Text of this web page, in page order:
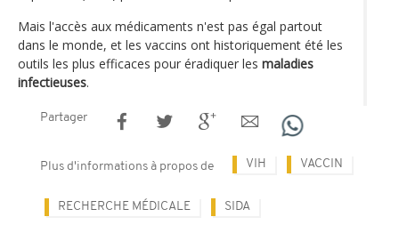
Mais l'accès aux médicaments n'est pas égal partout
dans le monde, et les vaccins ont historiquement été les
outils les plus efficaces pour éradiquer les maladies
infectieuses.
Partager
Plus d'informations à propos de VIH VACCIN
RECHERCHE MÉDICALE SIDA